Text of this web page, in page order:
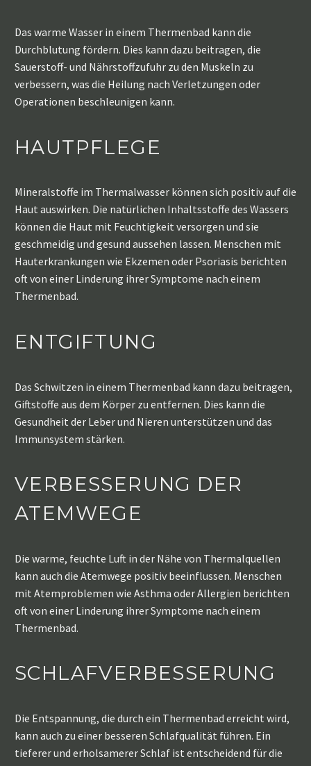
Das warme Wasser in einem Thermenbad kann die
Durchblutung fördern. Dies kann dazu beitragen, die
Sauerstoff- und Nährstoffzufuhr zu den Muskeln zu
verbessern, was die Heilung nach Verletzungen oder
Operationen beschleunigen kann.
HAUTPFLEGE
Mineralstoffe im Thermalwasser können sich positiv auf die
Haut auswirken. Die natürlichen Inhaltsstoffe des Wassers
können die Haut mit Feuchtigkeit versorgen und sie
geschmeidig und gesund aussehen lassen. Menschen mit
Hauterkrankungen wie Ekzemen oder Psoriasis berichten
oft von einer Linderung ihrer Symptome nach einem
Thermenbad.
ENTGIFTUNG
Das Schwitzen in einem Thermenbad kann dazu beitragen,
Giftstoffe aus dem Körper zu entfernen. Dies kann die
Gesundheit der Leber und Nieren unterstützen und das
Immunsystem stärken.
VERBESSERUNG DER
ATEMWEGE
Die warme, feuchte Luft in der Nähe von Thermalquellen
kann auch die Atemwege positiv beeinflussen. Menschen
mit Atemproblemen wie Asthma oder Allergien berichten
oft von einer Linderung ihrer Symptome nach einem
Thermenbad.
SCHLAFVERBESSERUNG
Die Entspannung, die durch ein Thermenbad erreicht wird,
kann auch zu einer besseren Schlafqualität führen. Ein
tieferer und erholsamerer Schlaf ist entscheidend für die